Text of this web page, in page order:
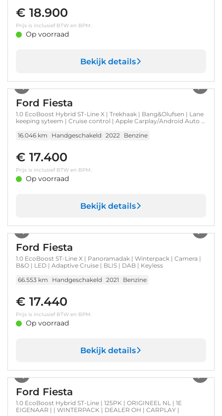
€ 18.900
Prijs is inclusief BTW en BPM.
Op voorraad
Bekijk details
Ford Fiesta
1.0 EcoBoost Hybrid ST-Line X | Trekhaak | Bang&Olufsen | Lane
keeping syteem | Cruise control | Apple Carplay/Android Auto |
Auto|telefoonintegratie premium | Audio installatie premium
16.046 km Handgeschakeld 2022 Benzine
€ 17.400
Prijs is inclusief BTW en BPM.
Op voorraad
Bekijk details
Ford Fiesta
1.0 EcoBoost ST-Line X | Panoramadak | Winterpack | Camera |
B&O | LED | Adaptive Cruise | BLIS | DAB | Keyless
66.553 km
Handgeschakeld 2021 Benzine
€ 17.440
Prijs is inclusief BTW en BPM.
Op voorraad
Bekijk details
Ford Fiesta
1.0 EcoBoost Hybrid ST-Line | 125PK | ORIGINEEL NL | 1E
EIGENAAR | | WINTERPACK | DEALER OH | CARPLAY |